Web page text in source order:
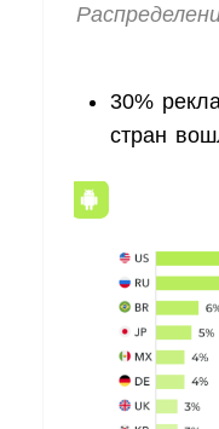
30%
стран